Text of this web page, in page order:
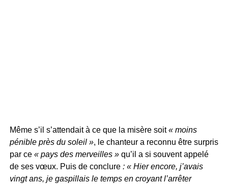
Même s’il s’attendait à ce que la misère soit« moins
pénible près du soleil », le chanteur a reconnu être surpris
par ce« pays des merveilles »qu’il a si souvent appelé
de ses vœux. Puis de conclure : « Hier encore, j’avais
vingt ans, je gaspillais le temps en croyant l’arrêter